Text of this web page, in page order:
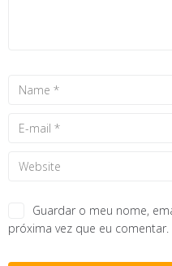
Guardar o meu nome,
próxima vez que eu comentar.